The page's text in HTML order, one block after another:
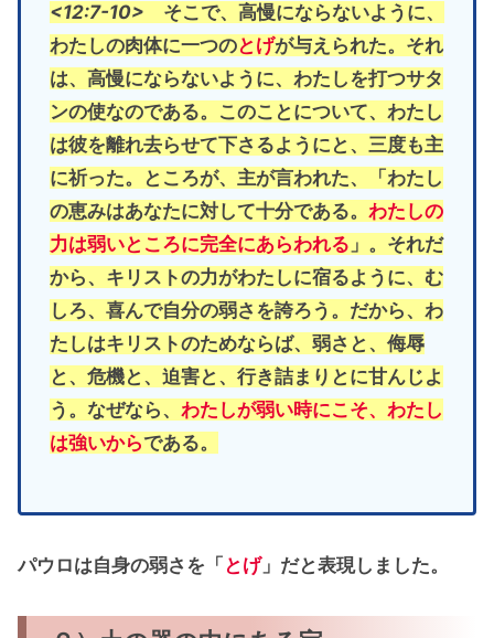
<12:7-10> そこで、高慢にならないように、
わたしの肉体に一つのとげが与えられた。それ
は、高慢にならないように、わたしを打つサタ
ンの使なのである。このことについて、わたし
は彼を離れ去らせて下さるようにと、三度も主
に祈った。ところが、主が言われた、「わたし
の恵みはあなたに対して十分である。 わたしの
力は弱いところに完全にあらわれる 」。それだ
から、キリストの力がわたしに宿るように、む
しろ、喜んで自分の弱さを誇ろう。だから、わ
たしはキリストのためならば、弱さと、侮辱
と、危機と、迫害と、行き詰まりとに甘んじよ
う。なぜなら、 わたしが弱い時にこそ、わたし
は強いからである。
パウロは自身の弱さを「 とげ」だと表現しました。